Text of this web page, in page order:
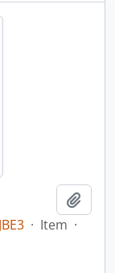
· Item ·